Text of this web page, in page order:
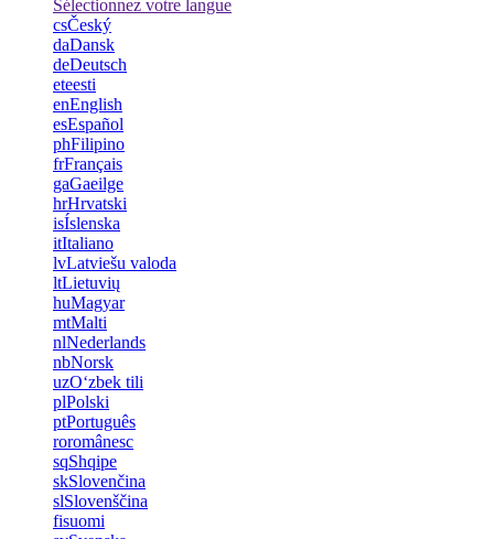
Sélectionnez votre langue
csČeský
daDansk
deDeutsch
eteesti
enEnglish
esEspañol
phFilipino
frFrançais
gaGaeilge
hrHrvatski
isÍslenska
itItaliano
lvLatviešu valoda
ltLietuvių
huMagyar
mtMalti
nlNederlands
nbNorsk
uzOʻzbek tili
plPolski
ptPortuguês
roromânesc
sqShqipe
skSlovenčina
slSlovenščina
fisuomi